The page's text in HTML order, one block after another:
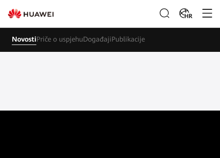
HR
NovostiPriče o uspjehuDogađajiPublikacije